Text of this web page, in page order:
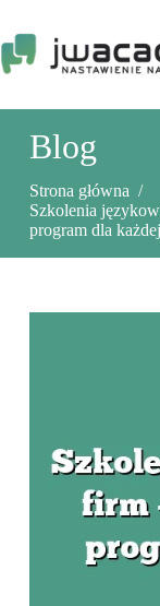
treści
Blog
Strona główna /
Szkolenia
program dla